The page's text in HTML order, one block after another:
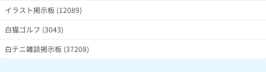
イラスト掲示板 (12089)
白猫ゴルフ (3043)
白テニ雑談掲示板 (37208)